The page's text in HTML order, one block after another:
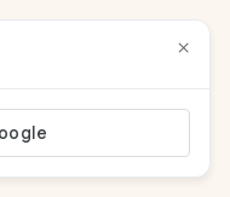
×